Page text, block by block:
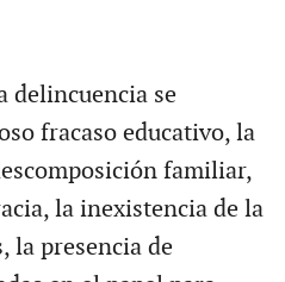
delincuencia se
fracaso educativo, la
familiar,
la inexistencia de la
la presencia de